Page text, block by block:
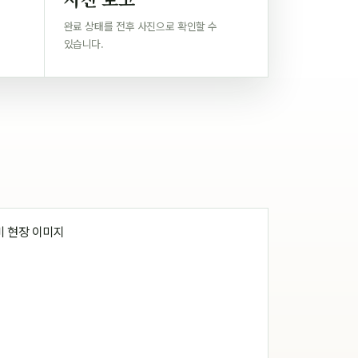
완료 상태를 전후 사진으로 확인할 수
있습니다.